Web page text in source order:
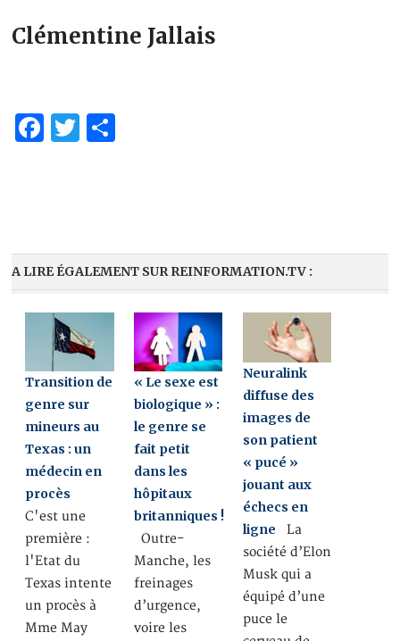
Clémentine Jallais
Facebook
Twitter
A LIRE ÉGALEMENT SUR REINFORMATION.TV :
Transition de
genre sur
mineurs au
Texas : un
médecin en
procès
C'est une
première :
l'Etat du
Texas intente
un procès à
Mme May
« Le sexe est
biologique » :
le genre se
fait petit
dans les
hôpitaux
britanniques !
Outre-
Manche, les
freinages
d’urgence,
voire les
Neuralink
diffuse des
images de
son patient
« pucé »
jouant aux
échecs en
ligne La
société d’Elon
Musk qui a
équipé d’une
puce le